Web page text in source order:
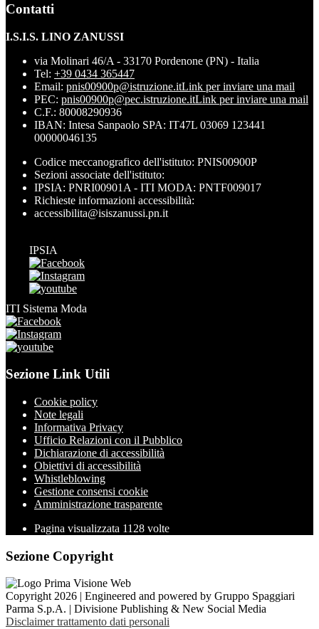
Contatti
I.S.I.S. LINO ZANUSSI
via Molinari 46/A - 33170 Pordenone (PN) - Italia
Tel: +39 0434 365447
Email: pnis00900p@istruzione.itLink per inviare una mail
PEC: pnis00900p@pec.istruzione.itLink per inviare una mail
C.F.: 80008290936
IBAN: Intesa Sanpaolo SPA: IT47L 03069 123441
00000046135
Codice meccanografico dell'istituto: PNIS00900P
Sezioni associate dell'istituto:
IPSIA: PNRI00901A - ITI MODA: PNTF009017
Richieste informazioni accessibilità:
accessibilita@isiszanussi.pn.it
IPSIA
ITI Sistema Moda
Sezione Link Utili
Cookie policy
Note legali
Informativa Privacy
Ufficio Relazioni con il Pubblico
Dichiarazione di accessibilità
Obiettivi di accessibilità
Whistleblowing
Gestione consensi cookie
Amministrazione trasparente
Pagina visualizzata 1128 volte
Sezione Copyright
Copyright 2026 | Engineered and powered by Gruppo Spaggiari
Parma S.p.A. | Divisione Publishing & New Social Media
Disclaimer trattamento dati personali